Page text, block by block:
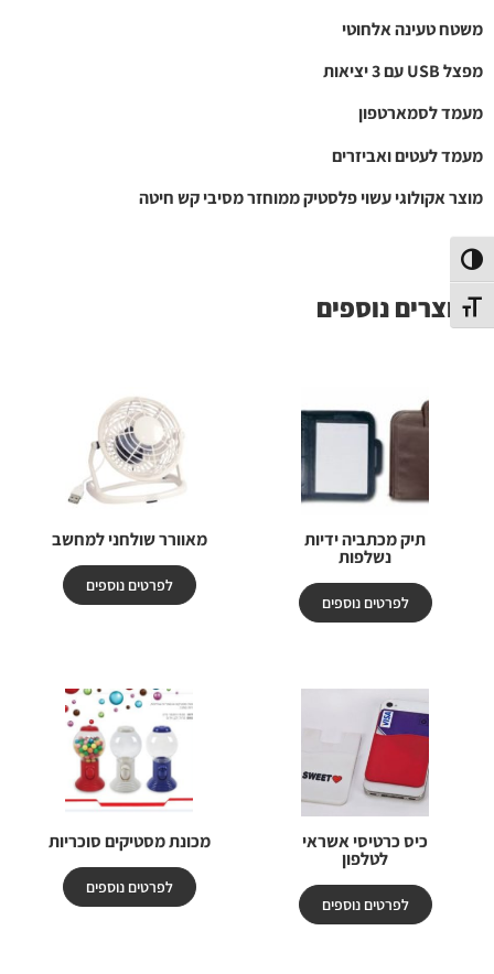
הפעל/כבה ניגודיות גבוהה
מתג גודל גופן
משטח טעינה אלחוטי
מפצל USB עם 3 יציאות
מעמד לסמארטפון
מעמד לעטים ואביזרים
מוצר אקולוגי עשוי פלסטיק ממוחזר מסיבי קש חיטה
מוצרים נוספים
תיק מכתביה ידיות
נשלפות
לפרטים נוספים
מאוורר שולחני למחשב
לפרטים נוספים
כיס כרטיסי אשראי
לטלפון
לפרטים נוספים
מכונת מסטיקים סוכריות
לפרטים נוספים